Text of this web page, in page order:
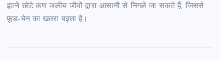
इतने छोटे कण जलीय जीवों द्वारा आसानी से निगले जा सकते हैं, जिससे
फूड-चेन का खतरा बढ़ता है।